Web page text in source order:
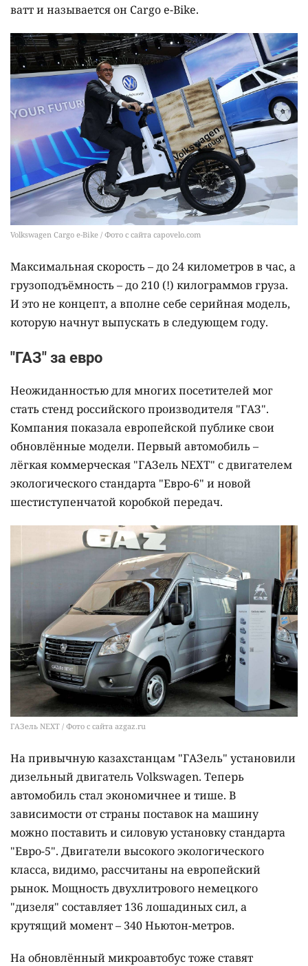
ватт и называется он Cargo e-Bike.
Volkswagen Cargo e-Bike / Фото с сайта capovelo.com
Максимальная скорость – до 24 километров в час, а
грузоподъёмность – до 210 (!) килограммов груза.
И это не концепт, а вполне себе серийная модель,
которую начнут выпускать в следующем году.
"ГАЗ" за евро
Неожиданностью для многих посетителей мог
стать стенд российского производителя "ГАЗ".
Компания показала европейской публике свои
обновлённые модели. Первый автомобиль –
лёгкая коммерческая "ГАЗель NEXT" с двигателем
экологического стандарта "Евро-6" и новой
шестиступенчатой коробкой передач.
ГАЗель NEXT / Фото с сайта azgaz.ru
На привычную казахстанцам "ГАЗель" установили
дизельный двигатель Volkswagen. Теперь
автомобиль стал экономичнее и тише. В
зависимости от страны поставок на машину
можно поставить и силовую установку стандарта
"Евро-5". Двигатели высокого экологического
класса, видимо, рассчитаны на европейский
рынок. Мощность двухлитрового немецкого
"дизеля" составляет 136 лошадиных сил, а
крутящий момент – 340 Ньютон-метров.
На обновлённый микроавтобус тоже ставят